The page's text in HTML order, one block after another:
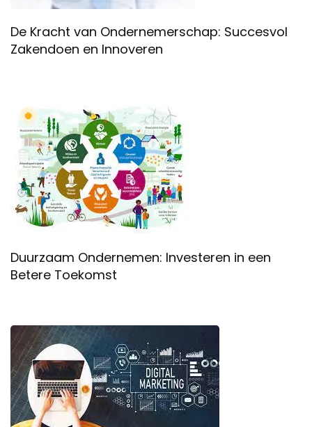
De Kracht van Ondernemerschap: Succesvol
Zakendoen en Innoveren
Duurzaam Ondernemen: Investeren in een
Betere Toekomst